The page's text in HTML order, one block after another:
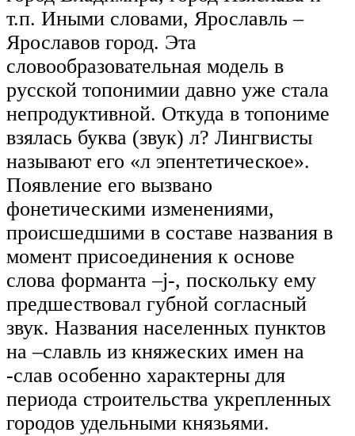
т.п. Иными словами, Ярославль –
Ярославов город. Эта
словообразовательная модель в
русской топонимии давно уже стала
непродуктивной. Откуда в топониме
взялась буква (звук) л? Лингвисты
называют его «л эпентетическое».
Появление его вызвано
фонетическими изменениями,
происшедшими в составе названия в
момент присоединения к основе
слова форманта –j-, поскольку ему
предшествовал губной согласный
звук. Названия населенных пунктов
на –славль из княжеских имен на
-слав особенно характерны для
периода строительства укрепленных
городов удельными князьями.